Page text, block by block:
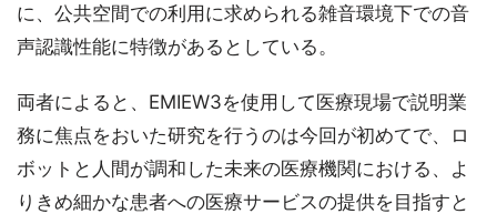
に、公共空間での利用に求められる雑音環境下での音
声認識性能に特徴があるとしている。
両者によると、EMIEW3を使用して医療現場で説明業
務に焦点をおいた研究を行うのは今回が初めてで、ロ
ボットと人間が調和した未来の医療機関における、よ
りきめ細かな患者への医療サービスの提供を目指すと